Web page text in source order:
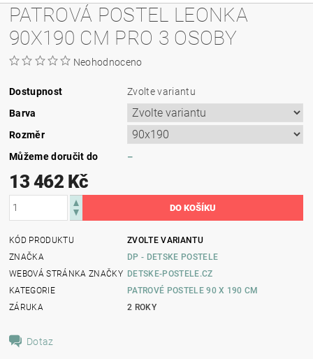
PATROVÁ POSTEL LEONKA
90X190 CM PRO 3 OSOBY
Neohodnoceno
Dostupnost
Zvolte variantu
Barva
Rozměr
Můžeme doručit do
–
13 462 Kč
KÓD PRODUKTU
ZVOLTE VARIANTU
ZNAČKA
DP - DETSKE POSTELE
WEBOVÁ STRÁNKA ZNAČKY DETSKE-POSTELE.CZ
KATEGORIE
PATROVÉ POSTELE 90 X 190 CM
ZÁRUKA
2 ROKY
Dotaz